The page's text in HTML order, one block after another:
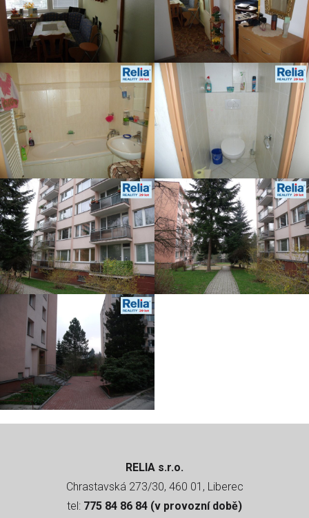
RELIA s.r.o.
Chrastavská 273/30, 460 01, Liberec
tel: 775 84 86 84 (v provozní době)